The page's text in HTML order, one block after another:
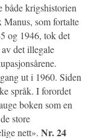
både krigshistorien
som fortalte
og 1946, tok det
det illegale
ut i 1960. Siden
språk. I forordet
boken som en
store
nett». Nr. 24